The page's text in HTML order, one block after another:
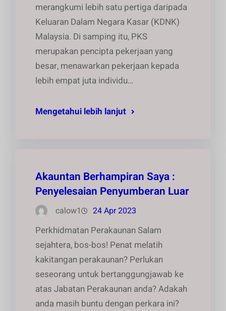
merangkumi lebih satu pertiga daripada
Keluaran Dalam Negara Kasar (KDNK)
Malaysia. Di samping itu, PKS
merupakan pencipta pekerjaan yang
besar, menawarkan pekerjaan kepada
lebih empat juta individu…
Mengetahui lebih lanjut
Akauntan Berhampiran Saya :
Penyelesaian Penyumberan Luar
calow1 24 Apr 2023
Perkhidmatan Perakaunan Salam
sejahtera, bos-bos! Penat melatih
kakitangan perakaunan? Perlukan
seseorang untuk bertanggungjawab ke
atas Jabatan Perakaunan anda? Adakah
anda masih buntu dengan perkara ini?